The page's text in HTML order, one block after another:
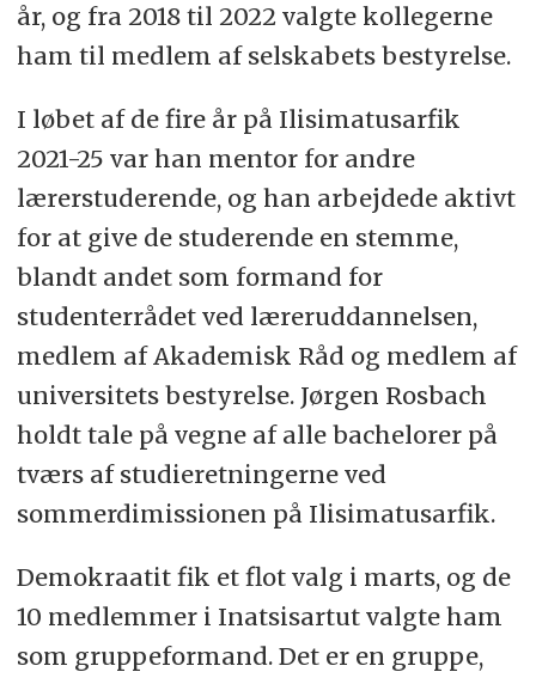
år, og fra 2018 til 2022 valgte kollegerne
ham til medlem af selskabets bestyrelse.
I løbet af de fire år på Ilisimatusarfik
2021-25 var han mentor for andre
lærerstuderende, og han arbejdede aktivt
for at give de studerende en stemme,
blandt andet som formand for
studenterrådet ved læreruddannelsen,
medlem af Akademisk Råd og medlem af
universitets bestyrelse. Jørgen Rosbach
holdt tale på vegne af alle bachelorer på
tværs af studieretningerne ved
sommerdimissionen på Ilisimatusarfik.
Demokraatit fik et flot valg i marts, og de
10 medlemmer i Inatsisartut valgte ham
som gruppeformand. Det er en gruppe,